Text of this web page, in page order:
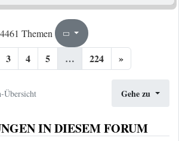
4461 Themen Seite1
3 4 5 … 224 »
Übersicht Gehe zu
IN DIESEM FORUM